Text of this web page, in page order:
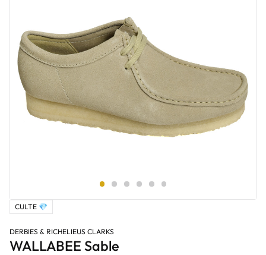
CULTE 💎
DERBIES & RICHELIEUS CLARKS
WALLABEE Sable